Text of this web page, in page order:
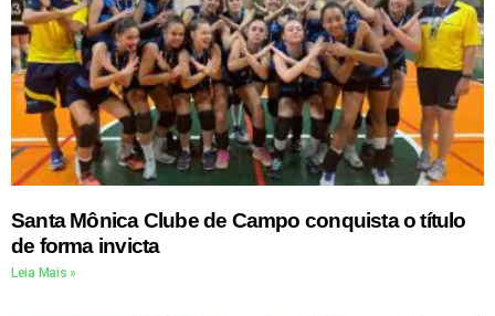
Santa Mônica Clube de Campo conquista o título
de forma invicta
Leia Mais »